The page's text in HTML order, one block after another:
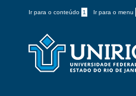
Ir para o conteúdo 1 Ir para o menu